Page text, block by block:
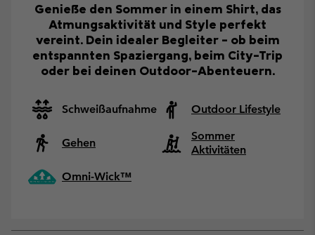
Genieße den Sommer in einem Shirt, das
Atmungsaktivität und Style perfekt
vereint. Dein idealer Begleiter – ob beim
entspannten Spaziergang, beim City-Trip
oder bei deinen Outdoor-Abenteuern.
Schweißaufnahme Outdoor Lifestyle
Gehen
Sommer
Aktivitäten
Omni-Wick™